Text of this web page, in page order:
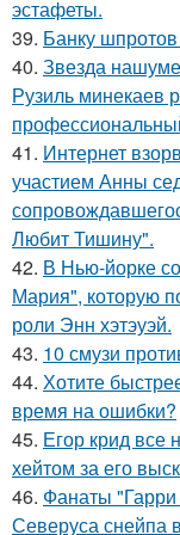
эстафеты.
39. Банку
40. Звезда
Рузиль минекаев
41. Интернет
участием Анны
Любит Тишину".
42. В Нью-йорке
Мария", которую
роли Энн хэтэуэй.
43. 10 смузи
44. Хотите
время на ошибки?
45. Егор крид все
хейтом за его
46. Фанаты
Северуса снейпа